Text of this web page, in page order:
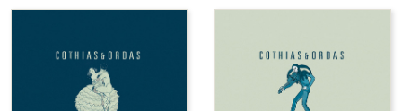
AUTEURS
CONTACT
PROFESSIONNELS